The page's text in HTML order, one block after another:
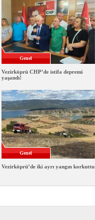
Genel
Vezirköprü CHP’de istifa depremi
yaşandı!
Genel
Vezirköprü’de iki ayrı yangın korkuttu